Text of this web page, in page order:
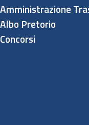
Amministrazione
Albo Pretorio
Concorsi